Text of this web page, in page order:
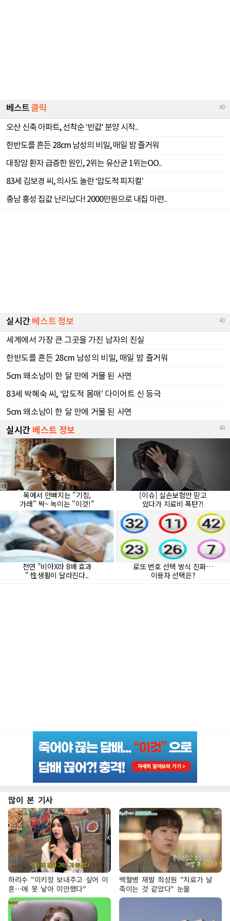
많이 본 기사
하리수 "미키정 보내주고 싶어 이
혼…애 못 낳아 미안했다"
백혈병 재발 최성원 "치료가 날
죽이는 것 같았다" 눈물